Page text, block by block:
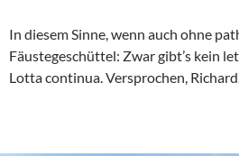
In diesem Sinne, wenn auch ohne
Fäustegeschüttel: Zwar gibt’s kein
Lotta continua. Versprochen,